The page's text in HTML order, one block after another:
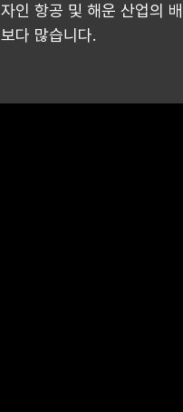
자인 항공 및 해운 산업의
보다 많습니다.